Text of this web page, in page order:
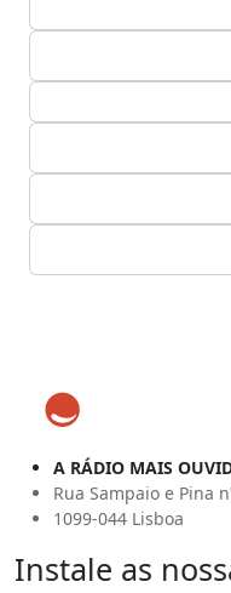
A RÁDIO MAIS
Rua Sampaio e Pina
1099-044 Lisboa
Instale as